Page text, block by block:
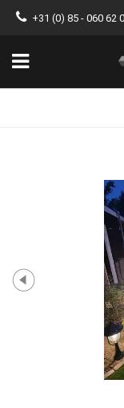
+31 (0) 85 - 060 62